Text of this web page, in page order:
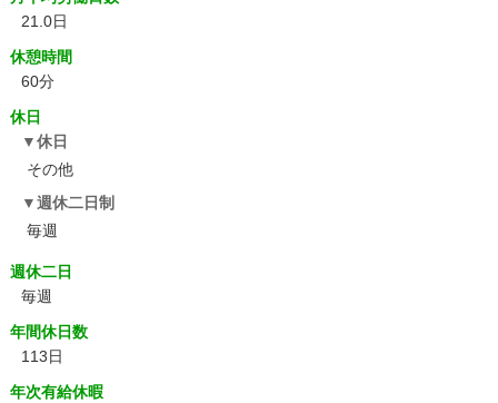
21.0日
休憩時間
60分
休日
休日
その他
週休二日制
毎週
週休二日
毎週
年間休日数
113日
年次有給休暇